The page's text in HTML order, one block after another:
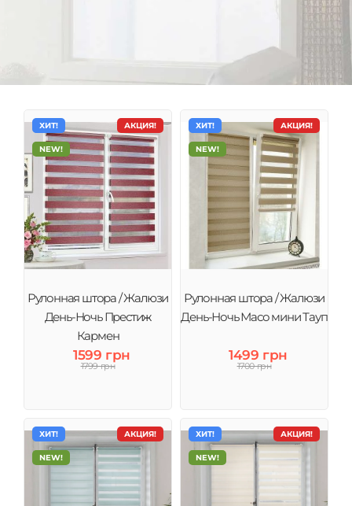
Тканевые ролеты День-Ночь
Рулонные шторы (тканевые ролеты) – это
современное качественное и стильное решение
декора окна и защиты от солнца.
АКЦИЯ!
ХИТ!
NEW!
Рулонная штора / Жалюзи
День-Ночь Престиж
Кармен
1599 грн
1799 грн
АКЦИЯ!
ХИТ!
NEW!
Рулонная штора / Жалюзи
День-Ночь Масо мини Тауп
1499 грн
1700 грн
АКЦИЯ!
ХИТ!
NEW!
АКЦИЯ!
ХИТ!
NEW!